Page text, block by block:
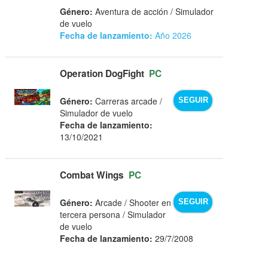
Género: Aventura de acción / Simulador
de vuelo
Fecha de lanzamiento: Año 2026
Operation DogFight PC
SEGUIR
Género: Carreras arcade /
Simulador de vuelo
Fecha de lanzamiento:
13/10/2021
Combat Wings PC
SEGUIR
Género: Arcade / Shooter en
tercera persona / Simulador
de vuelo
Fecha de lanzamiento: 29/7/2008